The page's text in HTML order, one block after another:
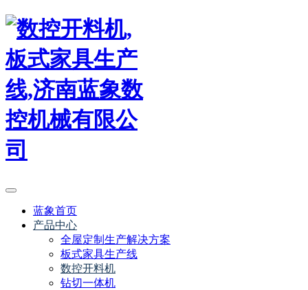
蓝象首页
产品中心
全屋定制生产解决方案
板式家具生产线
数控开料机
钻切一体机